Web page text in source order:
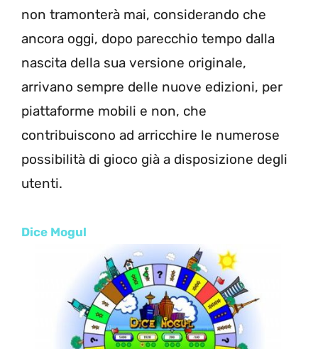
non tramonterà mai, considerando che
ancora oggi, dopo parecchio tempo dalla
nascita della sua versione originale,
arrivano sempre delle nuove edizioni, per
piattaforme mobili e non, che
contribuiscono ad arricchire le numerose
possibilità di gioco già a disposizione degli
utenti.
Dice Mogul